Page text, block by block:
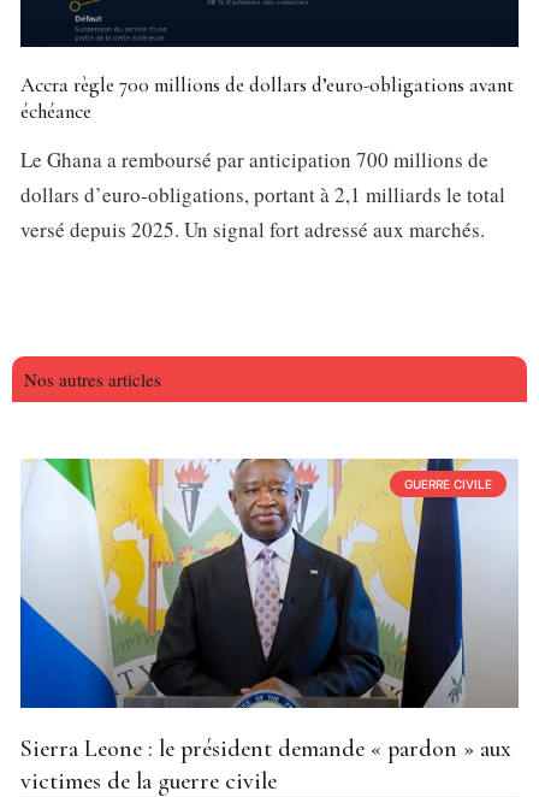
Accra règle 700 millions de dollars d’euro-obligations avant
échéance
Le Ghana a remboursé par anticipation 700 millions de
dollars d’euro-obligations, portant à 2,1 milliards le total
versé depuis 2025. Un signal fort adressé aux marchés.
Nos autres articles
GUERRE CIVILE
Sierra Leone : le président demande « pardon » aux
victimes de la guerre civile